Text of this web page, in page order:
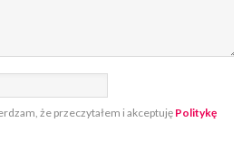
że przeczytałem i akceptuję Politykę